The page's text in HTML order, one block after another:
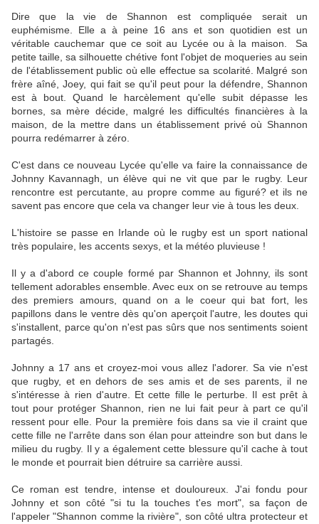
Dire que la vie de Shannon est compliquée serait un
euphémisme. Elle a à peine 16 ans et son quotidien est un
véritable cauchemar que ce soit au Lycée ou à la maison. Sa
petite taille, sa silhouette chétive font l'objet de moqueries au sein
de l'établissement public où elle effectue sa scolarité. Malgré son
frère aîné, Joey, qui fait se qu'il peut pour la défendre, Shannon
est à bout. Quand le harcèlement qu'elle subit dépasse les
bornes, sa mère décide, malgré les difficultés financières à la
maison, de la mettre dans un établissement privé où Shannon
pourra redémarrer à zéro.
C'est dans ce nouveau Lycée qu'elle va faire la connaissance de
Johnny Kavannagh, un élève qui ne vit que par le rugby. Leur
rencontre est percutante, au propre comme au figuré? et ils ne
savent pas encore que cela va changer leur vie à tous les deux.
L'histoire se passe en Irlande où le rugby est un sport national
très populaire, les accents sexys, et la météo pluvieuse !
Il y a d'abord ce couple formé par Shannon et Johnny, ils sont
tellement adorables ensemble. Avec eux on se retrouve au temps
des premiers amours, quand on a le coeur qui bat fort, les
papillons dans le ventre dès qu'on aperçoit l'autre, les doutes qui
s'installent, parce qu'on n'est pas sûrs que nos sentiments soient
partagés.
Johnny a 17 ans et croyez-moi vous allez l'adorer. Sa vie n'est
que rugby, et en dehors de ses amis et de ses parents, il ne
s'intéresse à rien d'autre. Et cette fille le perturbe. Il est prêt à
tout pour protéger Shannon, rien ne lui fait peur à part ce qu'il
ressent pour elle. Pour la première fois dans sa vie il craint que
cette fille ne l'arrête dans son élan pour atteindre son but dans le
milieu du rugby. Il y a également cette blessure qu'il cache à tout
le monde et pourrait bien détruire sa carrière aussi.
Ce roman est tendre, intense et douloureux. J'ai fondu pour
Johnny et son côté "si tu la touches t'es mort", sa façon de
l'appeler "Shannon comme la rivière", son côté ultra protecteur et